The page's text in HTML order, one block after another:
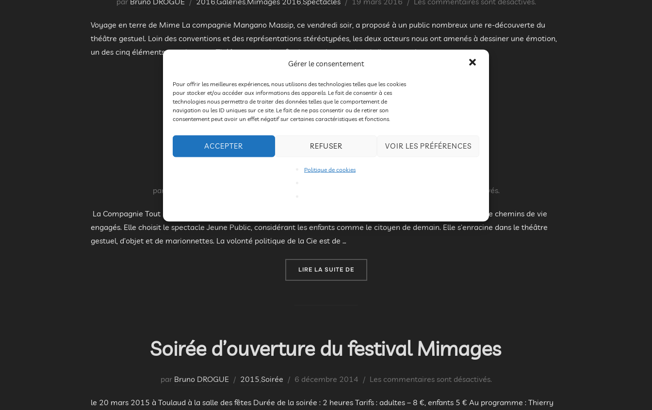
Gérer le consentement
Pour offrir les meilleures expériences, nous utilisons des technologies telles que les cookies
pour stocker et/ou accéder aux informations des appareils. Le fait de consentir à ces
technologies nous permettra de traiter des données telles que le comportement de
navigation ou les ID uniques sur ce site. Le fait de ne pas consentir ou de retirer son
consentement peut avoir un effet négatif sur certaines caractéristiques et fonctions.
ACCEPTER REFUSER VOIR LES PRÉFÉRENCES
Politique de cookies
Voyage en terre de Mime La compagnie Mangano Massip, ce vendredi soir, a proposé à un public nombreux une re-découverte du
théâtre gestuel. Loin des conventions et des représentations stéréotypées, les deux acteurs nous ont amenés à dessiner une émotion,
un des cinq éléments avec le corps. Théâtre gestuel, ou finalement incarnation de l’acteur qui …
LIRE LA SUITE DE « MIMAGES 2016, SOIRÉE CONFÉRENCE-SPECTACLE AUTOUR DU MIME »
Compagnie Tout court
par Les commentaires sont désactivés.
La Compagnie Tout Cour (installée depuis un an sur Saint-Péray.) Elle est la rencontre de parcours artistiques et de chemins de vie
engagés. Elle choisit le spectacle Jeune Public, considérant les enfants comme le citoyen de demain. Elle s’enracine dans le théâtre
gestuel, d’objet et de marionnettes. La volonté politique de la Cie est de …
LIRE LA SUITE DE« COMPAGNIE TOUT COURT »
Soirée d’ouverture du festival Mimages
par Bruno DROGUE 2015 Soirée
Publié
6 décembre 2014 Les commentaires sont désactivés.
le 20 mars 2015 à Toulaud à la salle des fêtes Durée de la soirée : 2 heures Tarifs : adultes – 8 €, enfants 5 € Au programme : Thierry